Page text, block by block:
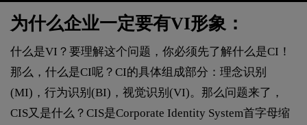
为什么企业一定要有VI形象：
什么是VI？要理解这个问题，你必须先了解什么是CI！
那么，什么是CI呢？CI的具体组成部分：理念识别
(MI)，行为识别(BI)，视觉识别(VI)。那么问题来了，
CIS又是什么？CIS是Corporate Identity System首字母缩